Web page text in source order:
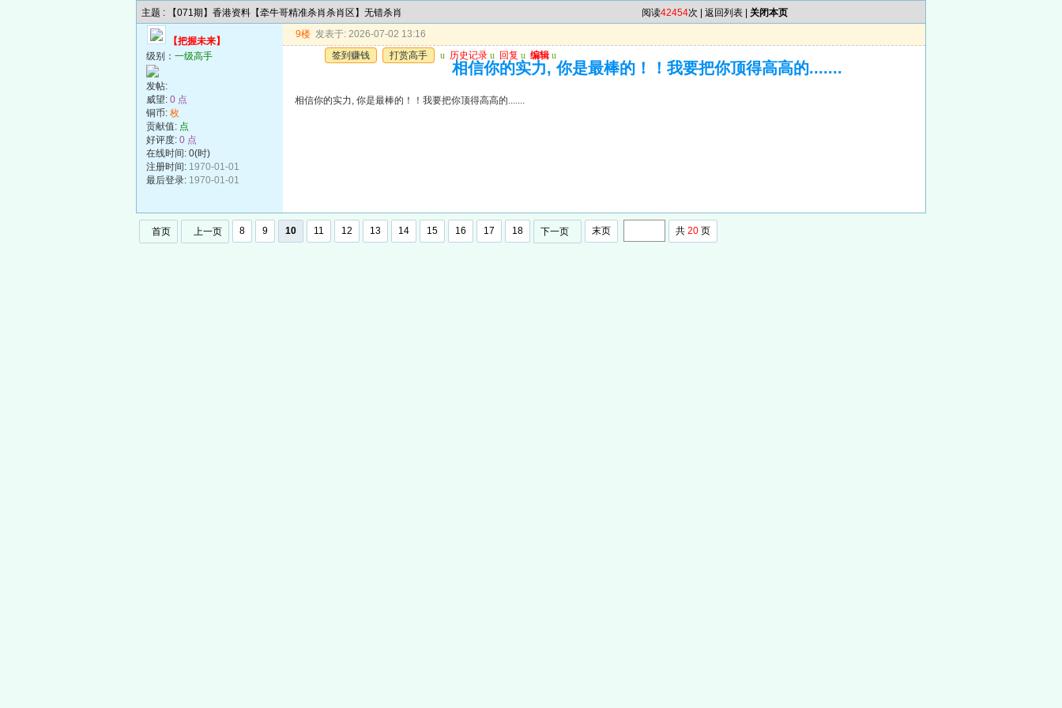
主题 : 【071期】香港资料【牵牛哥精准杀肖杀肖区】无错杀肖 阅读42454次 | 返回列表 关闭本页
【把握未来】
级别： 一级高手
发帖:
威望: 0 点
铜币: 枚
贡献值: 点
好评度: 0 点
在线时间: 0(时)
注册时间: 1970-01-01
最后登录: 1970-01-01
9楼 发表于: 2026-07-02 13:16
签到赚钱
打赏高手 u 历史记录 u 回复 u 编辑 u
相信你的实力, 你是最棒的！！我要把你顶得高高的.......
相信你的实力, 你是最棒的！！我要把你顶得高高的.......
首页 上一页 8 9 10 11 12 13 14 15 16 17 18 下一页 末页 共 20 页